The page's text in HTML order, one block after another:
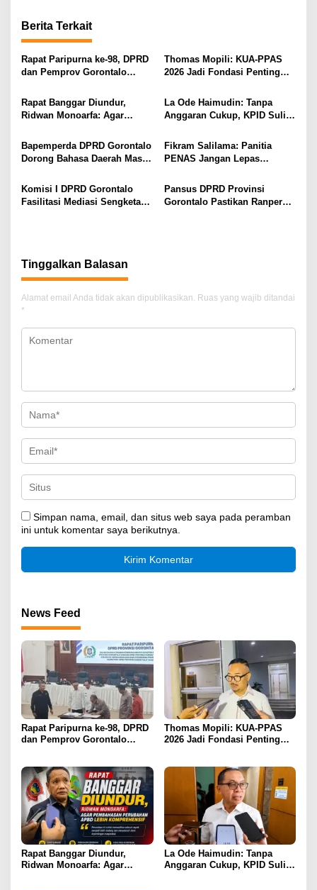
g
a
s
p
o
s
Berita Terkait
Rapat Paripurna ke-98, DPRD
dan Pemprov Gorontalo
PPAS 2026
Thomas Mopili: KUA-PPAS
2026 Jadi Fondasi Penting
Rapat Banggar Diundur,
Ridwan Monoarfa: Agar
APBD Lebih Komprehensif
La Ode Haimudin: Tanpa
Anggaran Cukup, KPID Sulit
Bapemperda DPRD Gorontalo
Dorong Bahasa Daerah Masuk
Fikram Salilama: Panitia
PENAS Jangan Lepas
Pansus
Komisi I DPRD Gorontalo
Fasilitasi Mediasi Sengketa
Pansus DPRD Provinsi
Gorontalo Pastikan Ranperda
Tinggalkan Balasan
Alamat email Anda tidak akan dipublikasikan. Ruas yang wajib ditandai
*
Simpan nama, email, dan situs web saya pada peramban
ini untuk komentar saya berikutnya.
News Feed
Rapat Paripurna ke-98, DPRD
dan Pemprov Gorontalo
Thomas Mopili: KUA-PPAS
2026 Jadi Fondasi Penting
Rapat Banggar Diundur,
Ridwan Monoarfa: Agar
La Ode Haimudin: Tanpa
Anggaran Cukup, KPID Sulit